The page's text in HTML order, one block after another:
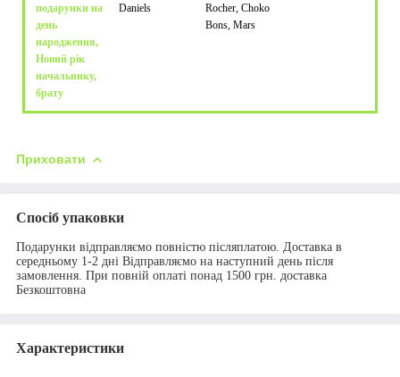
подарунки на
день
народження,
Новий рік
начальнику,
брату
Daniels
Rocher, Choko
Bons, Mars
Приховати
Спосіб упаковки
Подарунки відправляємо повністю післяплатою. Доставка в
середньому 1-2 дні Відправляємо на наступний день після
замовлення. При повній оплаті понад 1500 грн. доставка
Безкоштовна
Характеристики